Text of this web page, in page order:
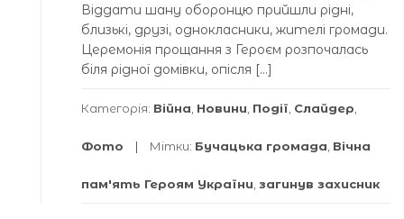
Віддати шану оборонцю прийшли рідні,
близькі, друзі, однокласники, жителі громади.
Церемонія прощання з Героєм розпочалась
біля рідної домівки, опісля […]
Категорія: Війна Новини Події Слайдер
Фото Мітки: Бучацька громада Вічна
пам'ять Героям України загинув захисник